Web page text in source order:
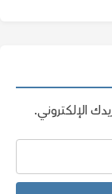
الإلكتروني.